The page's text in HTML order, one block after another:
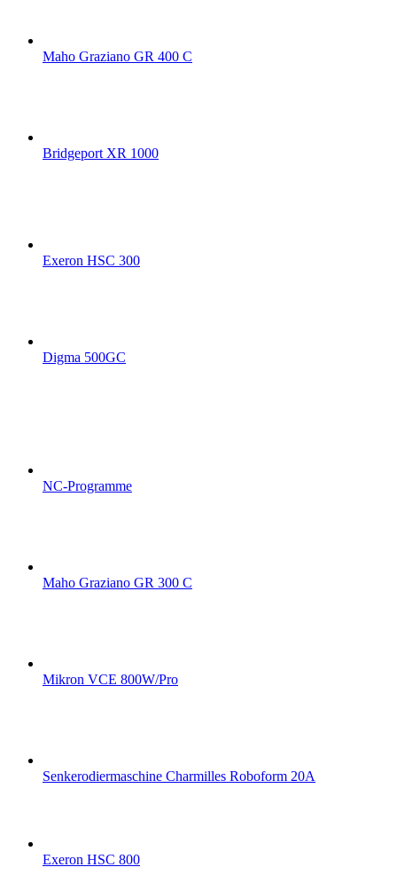
Maho Graziano GR 400 C
Bridgeport XR 1000
Exeron HSC 300
Digma 500GC
NC-Programme
Maho Graziano GR 300 C
Mikron VCE 800W/Pro
Senkerodiermaschine Charmilles Roboform 20A
Exeron HSC 800